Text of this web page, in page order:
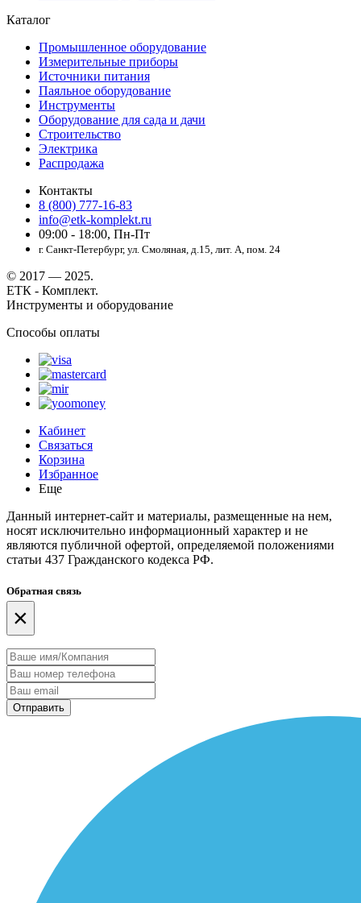
Каталог
Промышленное оборудование
Измерительные приборы
Источники питания
Паяльное оборудование
Инструменты
Оборудование для сада и дачи
Строительство
Электрика
Распродажа
Контакты
8 (800) 777-16-83
info@etk-komplekt.ru
09:00 - 18:00, Пн-Пт
г. Санкт-Петербург, ул. Смоляная, д.15, лит. А, пом. 24
© 2017 — 2025.
ЕТК - Комплект.
Инструменты и оборудование
Способы оплаты
Кабинет
Связаться
Корзина
Избранное
Еще
Данный интернет-сайт и материалы, размещенные на нем,
носят исключительно информационный характер и не
являются публичной офертой, определяемой положениями
статьи 437 Гражданского кодекса РФ.
Обратная связь
×
Отправить